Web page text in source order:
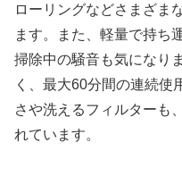
ローリングなどさまざま
ます。また、軽量で持ち
掃除中の騒音も気になり
く、最大60分間の連続使
さや洗えるフィルターも
れています。